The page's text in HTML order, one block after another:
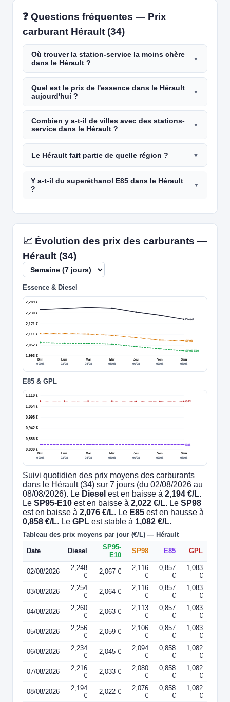
❓ Questions fréquentes — Prix
carburant Hérault (34)
Où trouver la station-service la moins chère
dans le Hérault ?
Quel est le prix de l'essence dans le Hérault
aujourd'hui ?
Combien y a-t-il de villes avec des stations-
service dans le Hérault ?
Le Hérault fait partie de quelle région ?
Y a-t-il du superéthanol E85 dans le Hérault
?
📈 Évolution des prix des carburants —
Hérault (34)
Essence & Diesel
1,993 €
2,052 €
2,111 €
2,171 €
2,230 €
2,289 €
Dim
02/08
Lun
03/08
Mar
04/08
Mer
05/08
Jeu
06/08
Ven
07/08
Sam
08/08
Diesel
SP95-E10
SP98
E85 & GPL
0,830 €
0,886 €
0,942 €
0,998 €
1,054 €
1,110 €
Dim
02/08
Lun
03/08
Mar
04/08
Mer
05/08
Jeu
06/08
Ven
07/08
Sam
08/08
E85
GPL
Suivi quotidien des prix moyens des carburants
dans le Hérault (34) sur 7 jours (du 02/08/2026 au
08/08/2026). Le Diesel est en baisse à2,194 €/L.
LeSP95-E10 est en baisse à2,022 €/L. LeSP98
est en baisse à2,076 €/L. Le E85 est en hausse à
0,858 €/L. LeGPL est stable à 1,082 €/L.
Tableau des prix moyens par jour (€/L) — Hérault
Date Diesel
SP95-
E10
SP98 E85 GPL
02/08/2026
2,248
€
2,067 €
2,116
€
0,857
€
1,083
€
03/08/2026
2,254
€
2,064 €
2,116
€
0,857
€
1,083
€
04/08/2026
2,260
€
2,063 €
2,113
€
0,857
€
1,083
€
05/08/2026
2,256
€
2,059 €
2,106
€
0,857
€
1,083
€
06/08/2026
2,234
€
2,045 €
2,094
€
0,858
€
1,082
€
07/08/2026
2,216
€
2,033 €
2,080
€
0,858
€
1,082
€
08/08/2026
2,194
€
2,022 €
2,076
€
0,858
€
1,082
€